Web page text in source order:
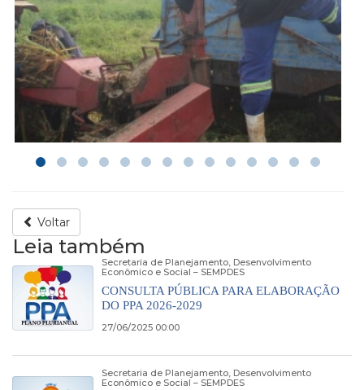
Voltar
Leia também
Secretaria de Planejamento, Desenvolvimento
Econômico e Social – SEMPDES
CONSULTA PÚBLICA PARA ELABORAÇÃO
DO PPA 2026-2029
27/06/2025 00:00
Secretaria de Planejamento, Desenvolvimento
Econômico e Social – SEMPDES